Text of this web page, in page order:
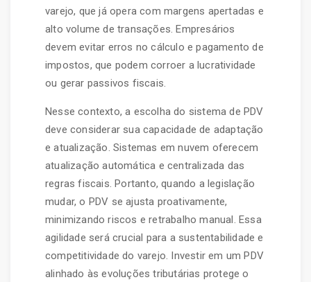
varejo, que já opera com margens apertadas e
alto volume de transações. Empresários
devem evitar erros no cálculo e pagamento de
impostos, que podem corroer a lucratividade
ou gerar passivos fiscais.
Nesse contexto, a escolha do sistema de PDV
deve considerar sua capacidade de adaptação
e atualização. Sistemas em nuvem oferecem
atualização automática e centralizada das
regras fiscais. Portanto, quando a legislação
mudar, o PDV se ajusta proativamente,
minimizando riscos e retrabalho manual. Essa
agilidade será crucial para a sustentabilidade e
competitividade do varejo. Investir em um PDV
alinhado às evoluções tributárias protege o